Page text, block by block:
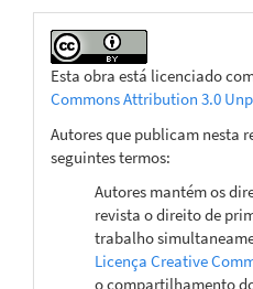
Esta obra está licenciado
Commons Attribution 3.0
Autores que publicam nesta
seguintes termos:
Autores mantém os
revista o direito de
trabalho
Licença Creative
o compartilhamento